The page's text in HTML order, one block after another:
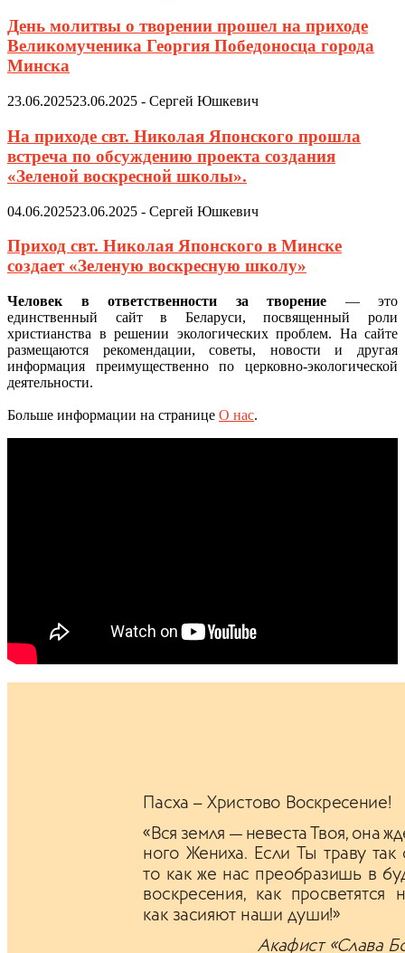
День молитвы о творении прошел на приходе
Великомученика Георгия Победоносца города
Минска
23.06.202523.06.2025 - Сергей Юшкевич
На приходе свт. Николая Японского прошла
встреча по обсуждению проекта создания
«Зеленой воскресной школы».
04.06.202523.06.2025 - Сергей Юшкевич
Приход свт. Николая Японского в Минске
создает «Зеленую воскресную школу»
Человек в ответственности за творение — это
единственный сайт в Беларуси, посвященный роли
христианства в решении экологических проблем. На сайте
размещаются рекомендации, советы, новости и другая
информация преимущественно по церковно-экологической
деятельности.
Больше информации на странице О нас.